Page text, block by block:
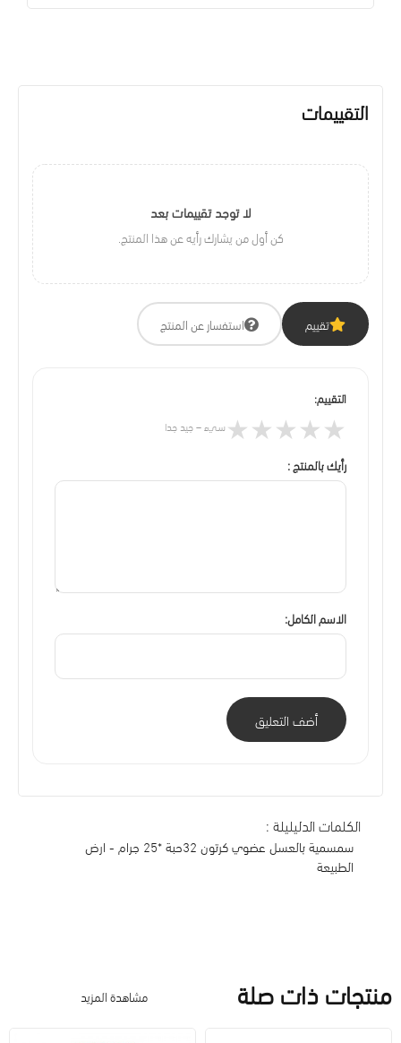
التقييمات
لا توجد تقييمات بعد
كن أول من يشارك رأيه عن هذا المنتج.
تقييم استفسار عن المنتج
التقييم:
★★★★★ سيء – جيد جدا
رأيك بالمنتج :
الاسم الكامل:
أضف التعليق
الكلمات الدليليلة :
سمسمية بالعسل عضوي كرتون 32حبة *25 جرام - ارض
الطبيعة
منتجات ذات صلة مشاهدة المزيد